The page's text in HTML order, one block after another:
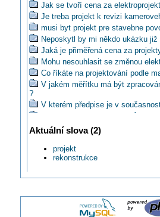
Jak se tvoří cena za
Je treba projekt k revizi
musi byt projekt pre stavebne
Neposkytl by mi někdo ukázku
Jaká je přiměřená cena za
Mohu nesouhlasit se změnou
Co říkáte na projektování podle
V jakém měřítku má být
?
V kterém předpise je v
Mozem zhotovit el.instal. podla
Je autor projektu zproštěn
Disponuje někdo projekty
Musí být pro elektroinstalaci ve
Kdo a v které fázi tvorby
Aktuální slova (2)
projekt
rekonstrukce